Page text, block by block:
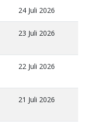
24 Juli 2026
23 Juli 2026
22 Juli 2026
21 Juli 2026